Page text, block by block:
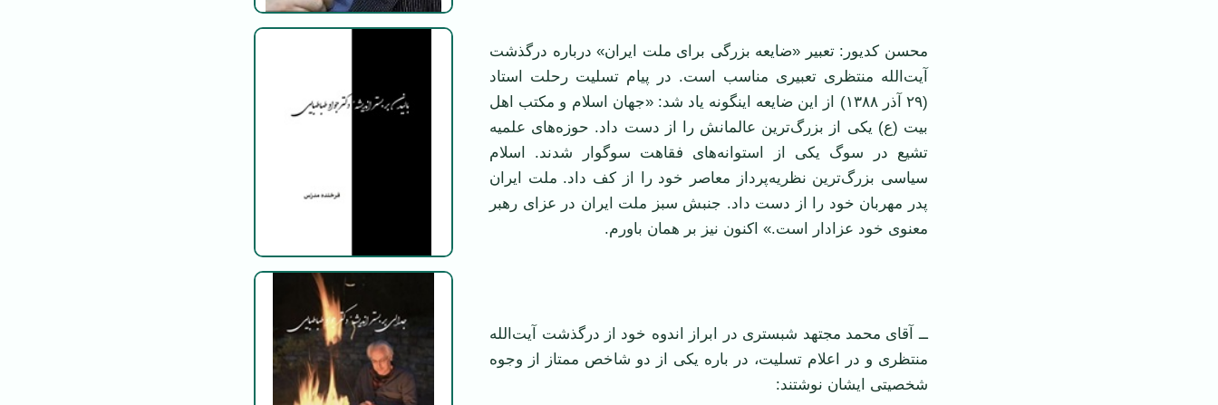
محسن کدیور: تعبیر «ضایعه بزرگی برای ملت ایران» درباره درگذشت
آیت‌الله منتظری تعبیری مناسب است. در پیام تسلیت رحلت استاد
(۲۹ آذر ۱۳۸۸) از این ضایعه اینگونه یاد شد: «جهان اسلام و مکتب اهل
بیت (ع) یکی از بزرگ‌ترین عالمانش را از دست داد. حوزه‌های علمیه
تشیع در سوگ یکی از استوانه‌های فقاهت سوگوار شدند. اسلام
سیاسی بزرگ‌ترین نظریه‌پرداز معاصر خود را از کف داد. ملت ایران
پدر مهربان خود را از دست داد. جنبش سبز ملت ایران در عزای رهبر
معنوی خود عزادار است.» اکنون نیز بر‌‌ همان باورم.
ــ آقای محمد مجتهد شبستری در ابراز اندوه خود از درگذشت آیت‌الله
منتظری و در اعلام تسلیت، در باره یکی از دو شاخص ممتاز از وجوه
شخصیتی ایشان نوشتند: